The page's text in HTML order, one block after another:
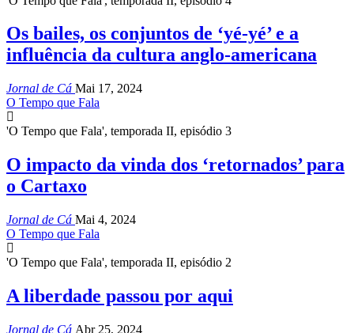
Os bailes, os conjuntos de ‘yé-yé’ e a
influência da cultura anglo-americana
Jornal de Cá Mai 17, 2024
O Tempo que Fala
'O Tempo que Fala', temporada II, episódio 3
O impacto da vinda dos ‘retornados’ para
o Cartaxo
Jornal de Cá Mai 4, 2024
O Tempo que Fala
'O Tempo que Fala', temporada II, episódio 2
A liberdade passou por aqui
Jornal de Cá Abr 25, 2024